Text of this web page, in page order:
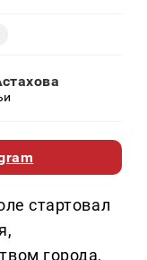
стартовал
города,